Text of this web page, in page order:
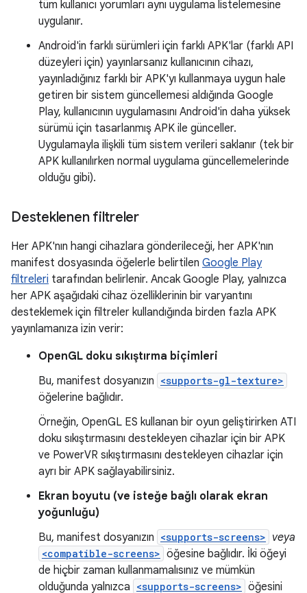
tüm kullanıcı yorumları aynı uygulama listelemesine
uygulanır.
Android'in farklı sürümleri için farklı APK'lar (farklı API
düzeyleri için) yayınlarsanız kullanıcının cihazı,
yayınladığınız farklı bir APK'yı kullanmaya uygun hale
getiren bir sistem güncellemesi aldığında Google
Play, kullanıcının uygulamasını Android'in daha yüksek
sürümü için tasarlanmış APK ile günceller.
Uygulamayla ilişkili tüm sistem verileri saklanır (tek bir
APK kullanılırken normal uygulama güncellemelerinde
olduğu gibi).
Desteklenen filtreler
Her APK'nın hangi cihazlara gönderileceği, her APK'nın
manifest dosyasında öğelerle belirtilen Google Play
filtreleri tarafından belirlenir. Ancak Google Play, yalnızca
her APK aşağıdaki cihaz özelliklerinin bir varyantını
desteklemek için filtreler kullandığında birden fazla APK
yayınlamanıza izin verir:
OpenGL doku sıkıştırma biçimleri
Bu, manifest dosyanızın <supports-gl-texture>
öğelerine bağlıdır.
Örneğin, OpenGL ES kullanan bir oyun geliştirirken ATI
doku sıkıştırmasını destekleyen cihazlar için bir APK
ve PowerVR sıkıştırmasını destekleyen cihazlar için
ayrı bir APK sağlayabilirsiniz.
Ekran boyutu (ve isteğe bağlı olarak ekran
yoğunluğu)
Bu, manifest dosyanızın <supports-screens> veya
<compatible-screens> öğesine bağlıdır. İki öğeyi
de hiçbir zaman kullanmamalısınız ve mümkün
olduğunda yalnızca <supports-screens> öğesini